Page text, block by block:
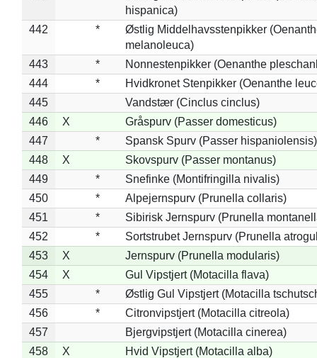
hispanica)
442
*
Østlig Middelhavsstenpikker
melanoleuca)
443
*
Nonnestenpikker (Oenanthe
444
*
Hvidkronet Stenpikker (Oenanthe
445
Vandstær (Cinclus cinclus)
446
X
Gråspurv (Passer domesticus)
447
*
Spansk Spurv (Passer hispaniolensis)
448
X
Skovspurv (Passer montanus)
449
*
Snefinke (Montifringilla nivalis)
450
*
Alpejernspurv (Prunella collaris)
451
*
Sibirisk Jernspurv (Prunella
452
*
Sortstrubet Jernspurv (Prunella
453
X
Jernspurv (Prunella modularis)
454
X
Gul Vipstjert (Motacilla flava)
455
*
Østlig Gul Vipstjert (Motacilla
456
*
Citronvipstjert (Motacilla citreola)
457
Bjergvipstjert (Motacilla cinerea)
458
X
Hvid Vipstjert (Motacilla alba)